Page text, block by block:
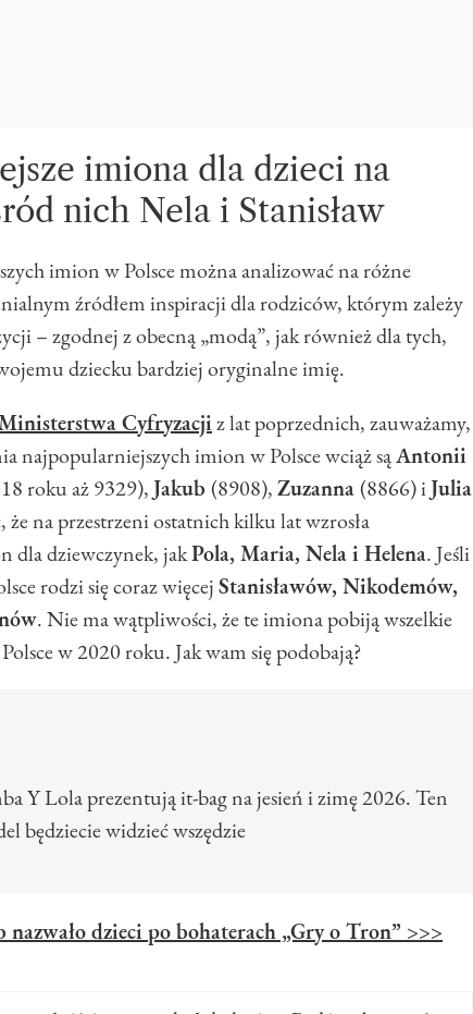
imiona dla dzieci na
nich Nela i Stanisław
imion w Polsce można analizować na różne
źródłem inspiracji dla rodziców, którym zależy
– zgodnej z obecną „modą”, jak również dla tych,
dziecku bardziej oryginalne imię.
Cyfryzacjiz lat poprzednich, zauważamy,
najpopularniejszych imion w Polsce wciąż sąAntonii
roku aż 9329),Jakub (8908),Zuzanna(8866) iJulia
na przestrzeni ostatnich kilku lat wzrosła
dla dziewczynek, jakPola, Maria, Nela i Helena. Jeśli
rodzi się coraz więcejStanisławów, Nikodemów,
. Nie ma wątpliwości, że te imiona pobiją wszelkie
w 2020 roku. Jak wam się podobają?
Y Lola prezentują it-bag na jesień i zimę 2026. Ten
będziecie widzieć wszędzie
nazwało dzieci po bohaterach „Gry o Tron” >>>